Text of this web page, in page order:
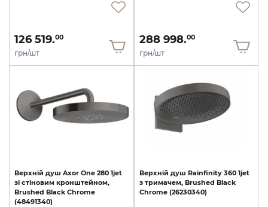
126 519.00
грн/шт
288 998.00
грн/шт
Верхній душ Axor One 280 1jet
зі стіновим кронштейном,
Brushed Black Chrome
(48491340)
Верхній душ Rainfinity 360 1jet
з тримачем, Brushed Black
Chrome (26230340)